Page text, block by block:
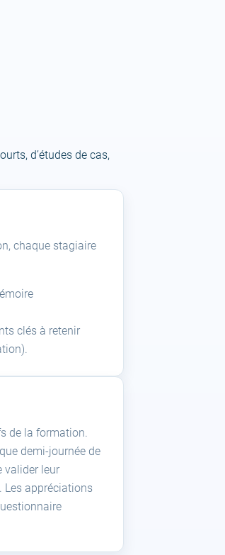
d’études de cas,
chaque stagiaire
clés à retenir
de la formation.
demi-journée de
valider leur
Les appréciations